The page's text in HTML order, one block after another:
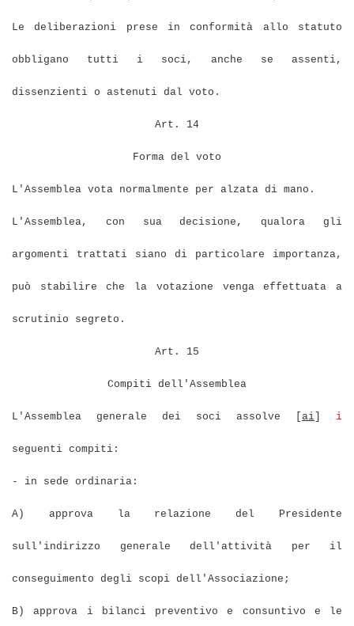
Le deliberazioni prese in conformità allo statuto
obbligano tutti i soci, anche se assenti,
dissenzienti o astenuti dal voto.
Art. 14
Forma del voto
L'Assemblea vota normalmente per alzata di mano.
L'Assemblea, con sua decisione, qualora gli
argomenti trattati siano di particolare importanza,
può stabilire che la votazione venga effettuata a
scrutinio segreto.
Art. 15
Compiti dell'Assemblea
L'Assemblea generale dei soci assolve [ ai i
seguenti compiti:
- in sede ordinaria:
A) approva la relazione del Presidente
sull'indirizzo generale dell'attività per il
conseguimento degli scopi dell'Associazione;
B) approva i bilanci preventivo e consuntivo e le